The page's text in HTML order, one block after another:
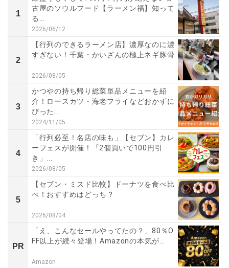
1
古屋のソウルフード【ラーメン福】知って
る...
2026/06/12
2
【行列のできるラーメン店】濃厚なのに濃
すぎない！千葉・かいざんの極上ネギ豚骨
2026/08/05
3
かつやの持ち帰り総菜単品メニューを紹
介！ロースカツ・海老フライなどおかずに
ぴった...
2024/11/05
4
「行列必至！名店の味も」【セブン】カレ
ーフェスが開催！「2個買いで100円引
き」...
2026/08/05
5
【セブン・ミスド比較】ドーナツを食べ比
べ！おすすめはどっち？
2026/08/04
PR
「え、こんなセールやってたの？」80％O
FF以上が続々登場！Amazonの本気が...
Amazon